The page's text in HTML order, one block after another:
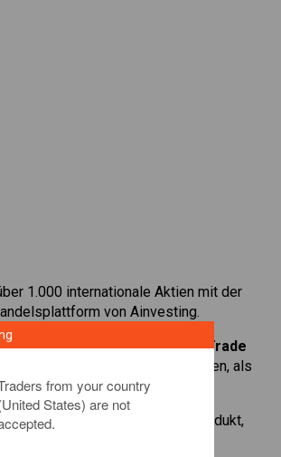
1.000 internationale Aktien mit der
von Ainvesting.
dem Handel von CFDs aufThe Trade
Sie Echtzeit-Preise und Dividenden, als
Sie selbst die Aktie halten.
zu diesem Anlageprodukt,
from your country
States) are not